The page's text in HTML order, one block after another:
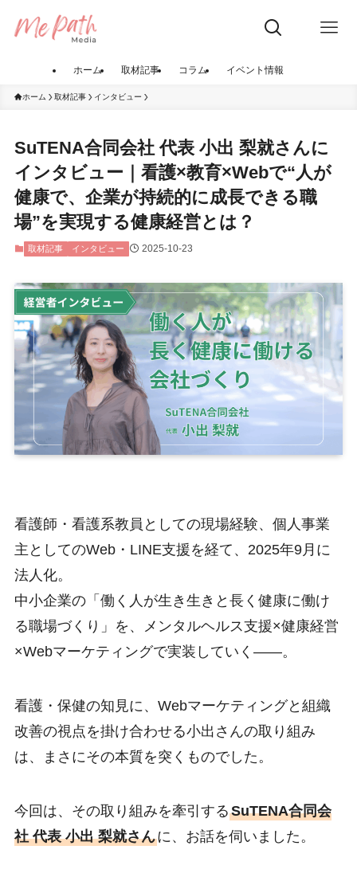
ホーム 取材記事 コラム イベント情報
ホーム 取材記事 インタビュー
SuTENA合同会社 代表 小出 梨就さんに
インタビュー｜看護×教育×Webで“人が
健康で、企業が持続的に成長できる職
場”を実現する健康経営とは？
取材記事 インタビュー 2025-10-23
看護師・看護系教員としての現場経験、個人事業
主としてのWeb・LINE支援を経て、2025年9月に
法人化。
中小企業の「働く人が生き生きと長く健康に働け
る職場づくり」を、メンタルヘルス支援×健康経営
×Webマーケティングで実装していく――。
看護・保健の知見に、Webマーケティングと組織
改善の視点を掛け合わせる小出さんの取り組み
は、まさにその本質を突くものでした。
今回は、その取り組みを牽引するSuTENA合同会
社 代表 小出 梨就さんに、お話を伺いました。